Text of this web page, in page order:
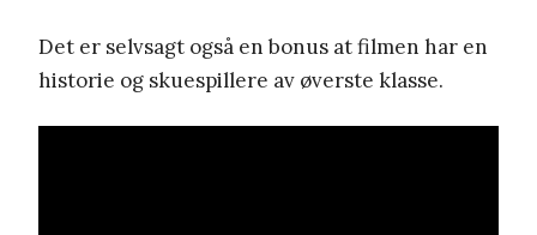
Det er selvsagt også en bonus at filmen har en
historie og skuespillere av øverste klasse.